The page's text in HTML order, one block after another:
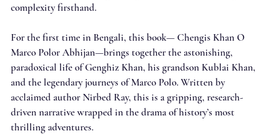
complexity firsthand.
For the first time in Bengali, this book— Chengis Khan O
Marco Polor Abhijan—brings together the astonishing,
paradoxical life of Genghiz Khan, his grandson Kublai Khan,
and the legendary journeys of Marco Polo. Written by
acclaimed author Nirbed Ray, this is a gripping, research-
driven narrative wrapped in the drama of history’s most
thrilling adventures.